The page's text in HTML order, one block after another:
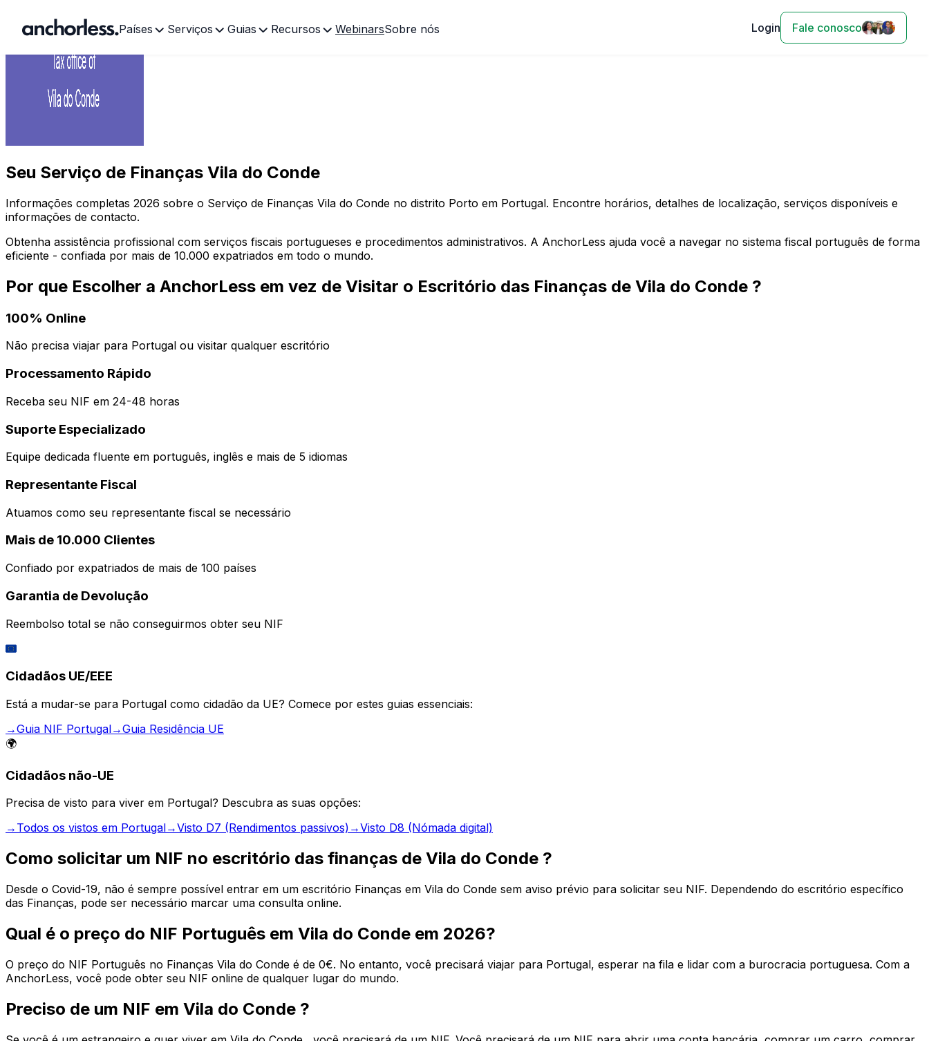
Países Serviços Guias Recursos WebinarsSobre nós Login Fale conosco
Seu Serviço de Finanças Vila do Conde
Informações completas 2026 sobre o Serviço de Finanças Vila do Conde no distrito Porto em Portugal. Encontre horários, detalhes de localização, serviços disponíveis e
informações de contacto.
Obtenha assistência profissional com serviços fiscais portugueses e procedimentos administrativos. A AnchorLess ajuda você a navegar no sistema fiscal português de forma
eficiente - confiada por mais de 10.000 expatriados em todo o mundo.
Por que Escolher a AnchorLess em vez de Visitar o Escritório das Finanças de Vila do Conde ?
100% Online
Não precisa viajar para Portugal ou visitar qualquer escritório
Processamento Rápido
Receba seu NIF em 24-48 horas
Suporte Especializado
Equipe dedicada fluente em português, inglês e mais de 5 idiomas
Representante Fiscal
Atuamos como seu representante fiscal se necessário
Mais de 10.000 Clientes
Confiado por expatriados de mais de 100 países
Garantia de Devolução
Reembolso total se não conseguirmos obter seu NIF
🇪🇺
Cidadãos UE/EEE
Está a mudar-se para Portugal como cidadão da UE? Comece por estes guias essenciais:
→Guia NIF Portugal→Guia Residência UE
🌍
Cidadãos não-UE
Precisa de visto para viver em Portugal? Descubra as suas opções:
→ Todos os vistos em Portugal→Visto D7 (Rendimentos passivos) →Visto D8 (Nómada digital)
Como solicitar um NIF no escritório das finanças de Vila do Conde ?
Desde o Covid-19, não é sempre possível entrar em um escritório Finanças em Vila do Conde sem aviso prévio para solicitar seu NIF. Dependendo do escritório específico
das Finanças, pode ser necessário marcar uma consulta online.
Qual é o preço do NIF Português em Vila do Conde em 2026?
O preço do NIF Português no Finanças Vila do Conde é de 0€. No entanto, você precisará viajar para Portugal, esperar na fila e lidar com a burocracia portuguesa. Com a
AnchorLess, você pode obter seu NIF online de qualquer lugar do mundo.
Preciso de um NIF em Vila do Conde ?